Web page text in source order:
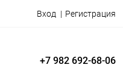
Вход Регистрация
+7 982 692-68-06